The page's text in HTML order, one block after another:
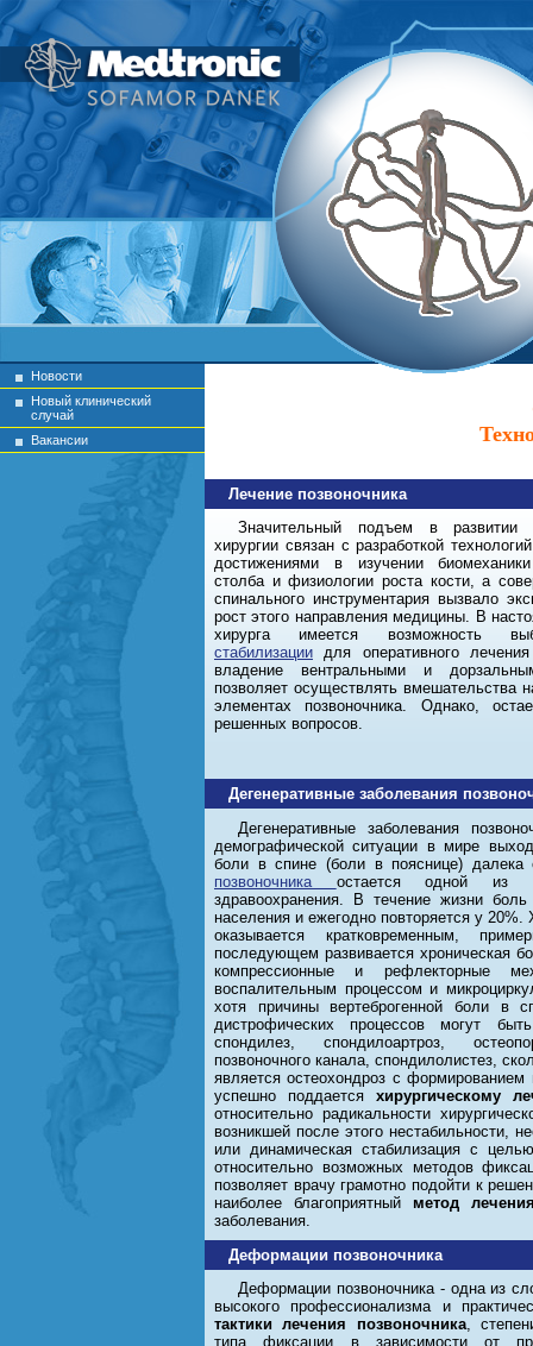
Новости
Новый клинический
случай
Вакансии
Лечение позвоночника
Значительный подъем в развитии
хирургии связан с разработкой
достижениями в изучении биомеханики
столба и физиологии роста кости, а
спинального инструментария вызвало
рост этого направления медицины. В
хирурга имеется возможность
стабилизации для оперативного лечения
владение вентральными и
позволяет осуществлять вмешательства
элементах позвоночника. Однако,
решенных вопросов.
Дегенеративные заболевания
Дегенеративные заболевания
демографической ситуации в мире
боли в спине (боли в пояснице)
позвоночника остается одной из
здравоохранения. В течение жизни
населения и ежегодно повторяется у
оказывается кратковременным,
последующем развивается хроническая
компрессионные и рефлекторные
воспалительным процессом и
хотя причины вертеброгенной боли в
дистрофических процессов могут
спондилез, спондилоартроз,
позвоночного канала, спондилолистез,
является остеохондроз с
успешно поддается хирургическому
относительно радикальности
возникшей после этого нестабильности,
или динамическая стабилизация с
относительно возможных методов
позволяет врачу грамотно подойти к
наиболее благоприятный метод
заболевания.
Деформации позвоночника
Деформации позвоночника - одна из
высокого профессионализма и
тактики лечения позвоночника,
типа фиксации в зависимости от